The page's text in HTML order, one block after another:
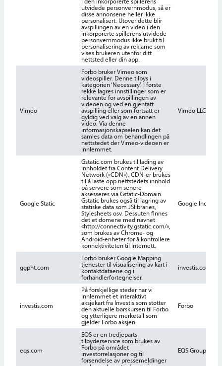
utvidede personvernmodus, så er
disse annonsene heller ikke
personalisert. Utover dette blir
avspillingen av en video i den
inkorporerte spillerens utvidede
personvernmodus ikke brukt til
personalisering av reklame som
vises brukeren utenfor ditt
nettsted eller din app.
Vimeo
Forbo bruker Vimeo som
videospiller. Denne tilbys i
kategorien ‘Necessary’. I første
rekke lagres innstillinger som er
relevante for avspillingen av
videoen og ved en gjentatt
avspilling eller som fortsatt er
gyldig ved valg av en annen
video. Via denne
informasjonskapselen kan det
samles data om behandlingen på
nettstedet der Vimeo-videoen er
innlemmet.
Vimeo LLC
Google Static
Gstatic.com brukes til lading av
innholdet fra Content Delivery
Network («CDN»). CDN-er brukes
til å laste opp nettstedets innhold
på servere som senere
aksesseres via Gstatic-Domain.
Gstatic brukes også til lagring av
statiske data som JSlibraries,
Stylesheets osv. Dessuten finnes
det et domene med navnet
«http://connectivity.gstatic.com/»,
som brukes av Chrome- og
Android-enheter for å kontrollere
konnektiviteten til Internett.
Google Inc.
ggpht.com
Forbo bruker Google Mapping
tjenester til visualisering av kart i
kontaktdataene og i
forhandlerfortegnelser.
investis.com
investis.com
På forskjellige steder har vi
innlemmet et interaktivt
aksjekart fra Investis som støtter
den aktuelle børskursen til Forbo
og ytterligere merketall som
gjelder Forbo aksjen.
Forbo
eqs.com
EQS er en tredjeparts
tilbyderservice som brukes av
Forbo på området
investorrelasjoner og til
forsendelse av pressemeldinger
EQS Group